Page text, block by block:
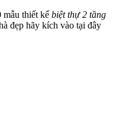
mẫu thiết kế biệt thự 2 tầng
đẹp hãy kích vào tại đây